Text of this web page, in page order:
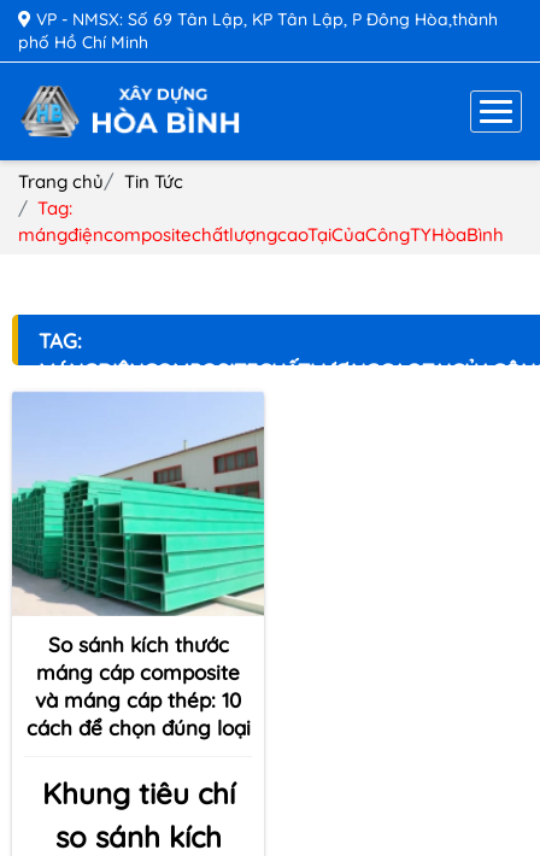
VP - NMSX: Số 69 Tân Lập, KP Tân Lập, P Đông Hòa,thành
phố Hồ Chí Minh
Trang chủ
Tin Tức
Tag:
mángđiệncompositechấtlượngcaoTạiCủaCôngTYHòaBình
TAG:
So sánh kích thước
máng cáp composite
và máng cáp thép: 10
cách để chọn đúng loại
Khung tiêu chí
so sánh kích